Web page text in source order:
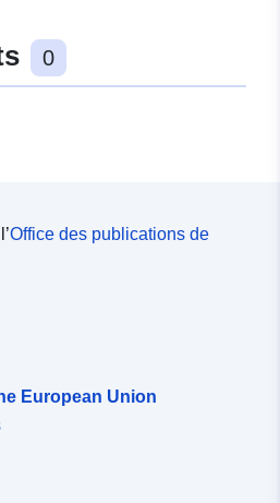
de.org/id/de.bb.metadata/
9da3-4091-8a37-0803551f1b9a
0
Office des publications de
European Union